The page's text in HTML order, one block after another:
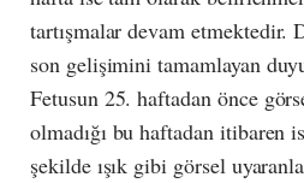
tartışmalar devam etmektedir.
son gelişimini tamamlayan
Fetusun 25. haftadan önce
olmadığı bu haftadan itibaren
şekilde ışık gibi görsel